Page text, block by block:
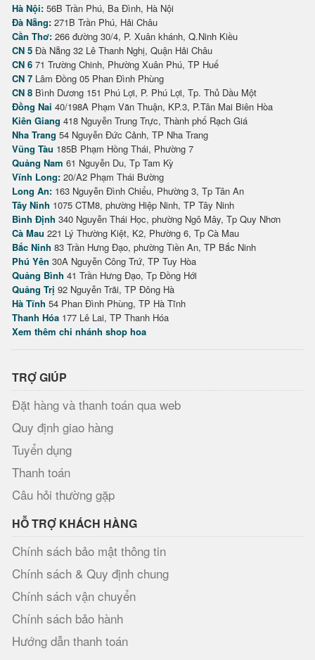
Hà Nội: 56B Trần Phú, Ba Đình, Hà Nội
Đà Nẵng: 271B Trần Phú, Hải Châu
Cần Thơ: 266 đường 30/4, P. Xuân khánh, Q.Ninh Kiều
CN 5 Đà Nẵng 32 Lê Thanh Nghị, Quận Hải Châu
CN 6 71 Trường Chinh, Phường Xuân Phú, TP Huế
CN 7 Lâm Đồng 05 Phan Đình Phùng
CN 8 Bình Dương 151 Phú Lợi, P. Phú Lợi, Tp. Thủ Dầu Một
Đồng Nai 40/198A Phạm Văn Thuận, KP.3, P.Tân Mai Biên Hòa
Kiên Giang 418 Nguyễn Trung Trực, Thành phố Rạch Giá
Nha Trang 54 Nguyễn Đức Cảnh, TP Nha Trang
Vũng Tàu 185B Phạm Hồng Thái, Phường 7
Quảng Nam 61 Nguyễn Du, Tp Tam Kỳ
Vĩnh Long: 20/A2 Phạm Thái Bường
Long An: 163 Nguyễn Đình Chiểu, Phường 3, Tp Tân An
Tây Ninh 1075 CTM8, phường Hiệp Ninh, TP Tây Ninh
Bình Định 340 Nguyễn Thái Học, phường Ngô Mây, Tp Quy Nhơn
Cà Mau 221 Lý Thường Kiệt, K2, Phường 6, Tp Cà Mau
Bắc Ninh 83 Trần Hưng Đạo, phường Tiền An, TP Bắc Ninh
Phú Yên 30A Nguyễn Công Trứ, TP Tuy Hòa
Quảng Bình 41 Trần Hưng Đạo, Tp Đồng Hới
Quảng Trị 92 Nguyễn Trãi, TP Đông Hà
Hà Tĩnh 54 Phan Đình Phùng, TP Hà Tĩnh
Thanh Hóa 177 Lê Lai, TP Thanh Hóa
Xem thêm chi nhánh shop hoa
TRỢ GIÚP
Đặt hàng và thanh toán qua web
Quy định giao hàng
Tuyển dụng
Thanh toán
Câu hỏi thường gặp
HỖ TRỢ KHÁCH HÀNG
Chính sách bảo mật thông tin
Chính sách & Quy định chung
Chính sách vận chuyển
Chính sách bảo hành
Hướng dẫn thanh toán